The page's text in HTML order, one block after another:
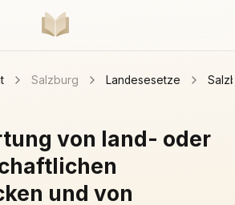
Salzburg Landesesetze
von land- oder
und von